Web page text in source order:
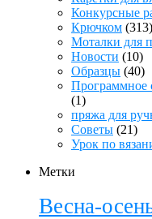
Конкурсные
Крючком (313)
Моталки для
Новости (10)
Образцы (40)
Программное
(1)
пряжа для
Советы (21)
Урок по
Метки
Весна-